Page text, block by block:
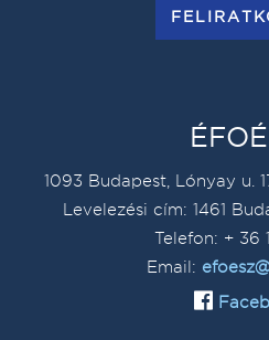
1093 Budapest, Lónyay u.
Levelezési cím: 1461
Telefon: + 36
Email: